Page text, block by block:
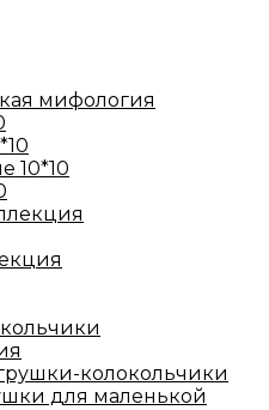
мифология
10*10
колокольчики
для маленькой